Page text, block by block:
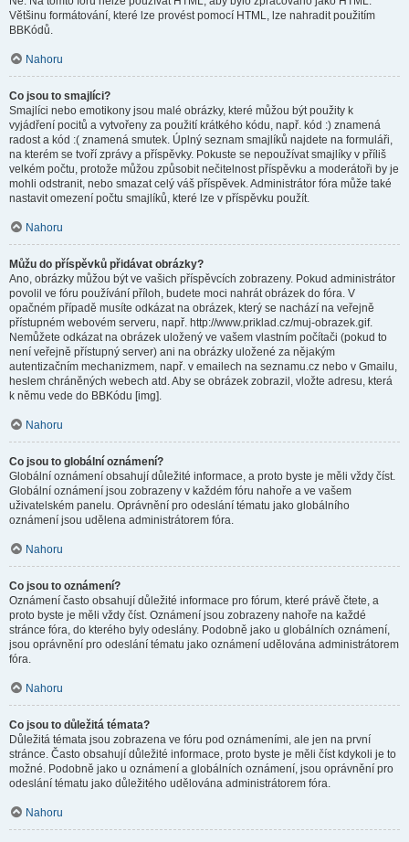
Většinu formátování, které lze provést pomocí HTML, lze nahradit použitím
BBKódů.
Nahoru
Co jsou to smajlíci?
Smajlíci nebo emotikony jsou malé obrázky, které můžou být použity k
vyjádření pocitů a vytvořeny za použití krátkého kódu, např. kód :) znamená
radost a kód :( znamená smutek. Úplný seznam smajlíků najdete na formuláři,
na kterém se tvoří zprávy a příspěvky. Pokuste se nepoužívat smajlíky v příliš
velkém počtu, protože můžou způsobit nečitelnost příspěvku a moderátoři by je
mohli odstranit, nebo smazat celý váš příspěvek. Administrátor fóra může také
nastavit omezení počtu smajlíků, které lze v příspěvku použít.
Nahoru
Můžu do příspěvků přidávat obrázky?
Ano, obrázky můžou být ve vašich příspěvcích zobrazeny. Pokud administrátor
povolil ve fóru používání příloh, budete moci nahrát obrázek do fóra. V
opačném případě musíte odkázat na obrázek, který se nachází na veřejně
přístupném webovém serveru, např. http://www.priklad.cz/muj-obrazek.gif.
Nemůžete odkázat na obrázek uložený ve vašem vlastním počítači (pokud to
není veřejně přístupný server) ani na obrázky uložené za nějakým
autentizačním mechanizmem, např. v emailech na seznamu.cz nebo v Gmailu,
heslem chráněných webech atd. Aby se obrázek zobrazil, vložte adresu, která
k němu vede do BBKódu [img].
Nahoru
Co jsou to globální oznámení?
Globální oznámení obsahují důležité informace, a proto byste je měli vždy číst.
Globální oznámení jsou zobrazeny v každém fóru nahoře a ve vašem
uživatelském panelu. Oprávnění pro odeslání tématu jako globálního
oznámení jsou udělena administrátorem fóra.
Nahoru
Co jsou to oznámení?
Oznámení často obsahují důležité informace pro fórum, které právě čtete, a
proto byste je měli vždy číst. Oznámení jsou zobrazeny nahoře na každé
stránce fóra, do kterého byly odeslány. Podobně jako u globálních oznámení,
jsou oprávnění pro odeslání tématu jako oznámení udělována administrátorem
fóra.
Nahoru
Co jsou to důležitá témata?
Důležitá témata jsou zobrazena ve fóru pod oznámeními, ale jen na první
stránce. Často obsahují důležité informace, proto byste je měli číst kdykoli je to
možné. Podobně jako u oznámení a globálních oznámení, jsou oprávnění pro
odeslání tématu jako důležitého udělována administrátorem fóra.
Nahoru